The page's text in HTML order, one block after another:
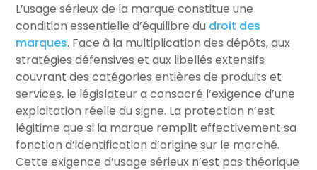
L’usage sérieux de la marque constitue une
condition essentielle d’équilibre du droit des
marques. Face à la multiplication des dépôts, aux
stratégies défensives et aux libellés extensifs
couvrant des catégories entières de produits et
services, le législateur a consacré l’exigence d’une
exploitation réelle du signe. La protection n’est
légitime que si la marque remplit effectivement sa
fonction d’identification d’origine sur le marché.
Cette exigence d’usage sérieux n’est pas théorique